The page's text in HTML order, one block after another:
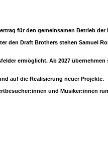
für den gemeinsamen Betrieb der
den Draft Brothers stehen Samuel
ermöglicht. Ab 2027
auf die Realisierung neuer Projekte.
und Musiker:innen